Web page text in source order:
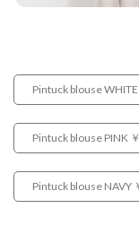
Pintuck blouse
Pintuck blouse PINK
Pintuck blouse NAVY